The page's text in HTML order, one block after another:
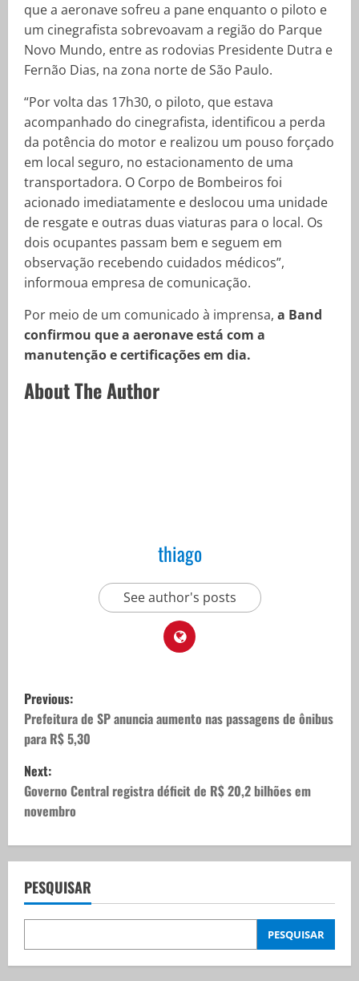
que a aeronave sofreu a pane enquanto o piloto e
um cinegrafista sobrevoavam a região do Parque
Novo Mundo, entre as rodovias Presidente Dutra e
Fernão Dias, na zona norte de São Paulo.
“Por volta das 17h30, o piloto, que estava
acompanhado do cinegrafista, identificou a perda
da potência do motor e realizou um pouso forçado
em local seguro, no estacionamento de uma
transportadora. O Corpo de Bombeiros foi
acionado imediatamente e deslocou uma unidade
de resgate e outras duas viaturas para o local. Os
dois ocupantes passam bem e seguem em
observação recebendo cuidados médicos”,
informoua empresa de comunicação.
Por meio de um comunicado à imprensa, a Band
confirmou que a aeronave está com a
manutenção e certificações em dia.
About The Author
thiago
See author's posts
P
o
s
t
n
a
v
i
g
Previous:
Prefeitura de SP anuncia aumento nas passagens de ônibus
para R$ 5,30
Next:
Governo Central registra déficit de R$ 20,2 bilhões em
novembro
PESQUISAR
PESQUISAR